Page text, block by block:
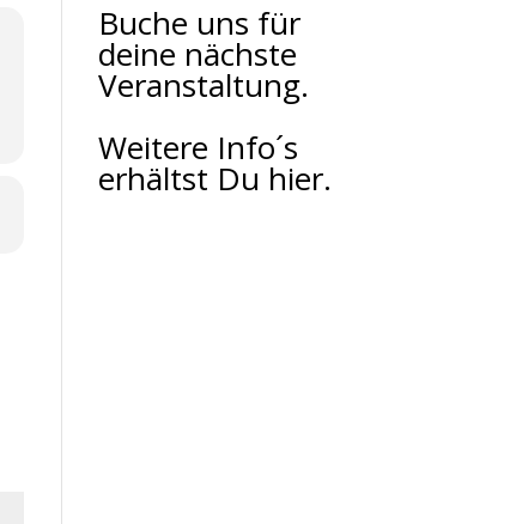
Buche uns für
deine nächste
Veranstaltung.
Weitere Info´s
erhältst Du hier.